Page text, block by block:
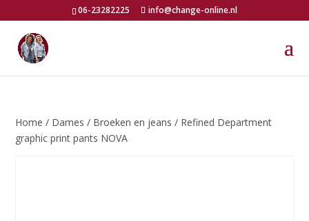
06-23282225 info@change-online.nl
Home / Dames / Broeken en jeans / Refined Department
graphic print pants NOVA